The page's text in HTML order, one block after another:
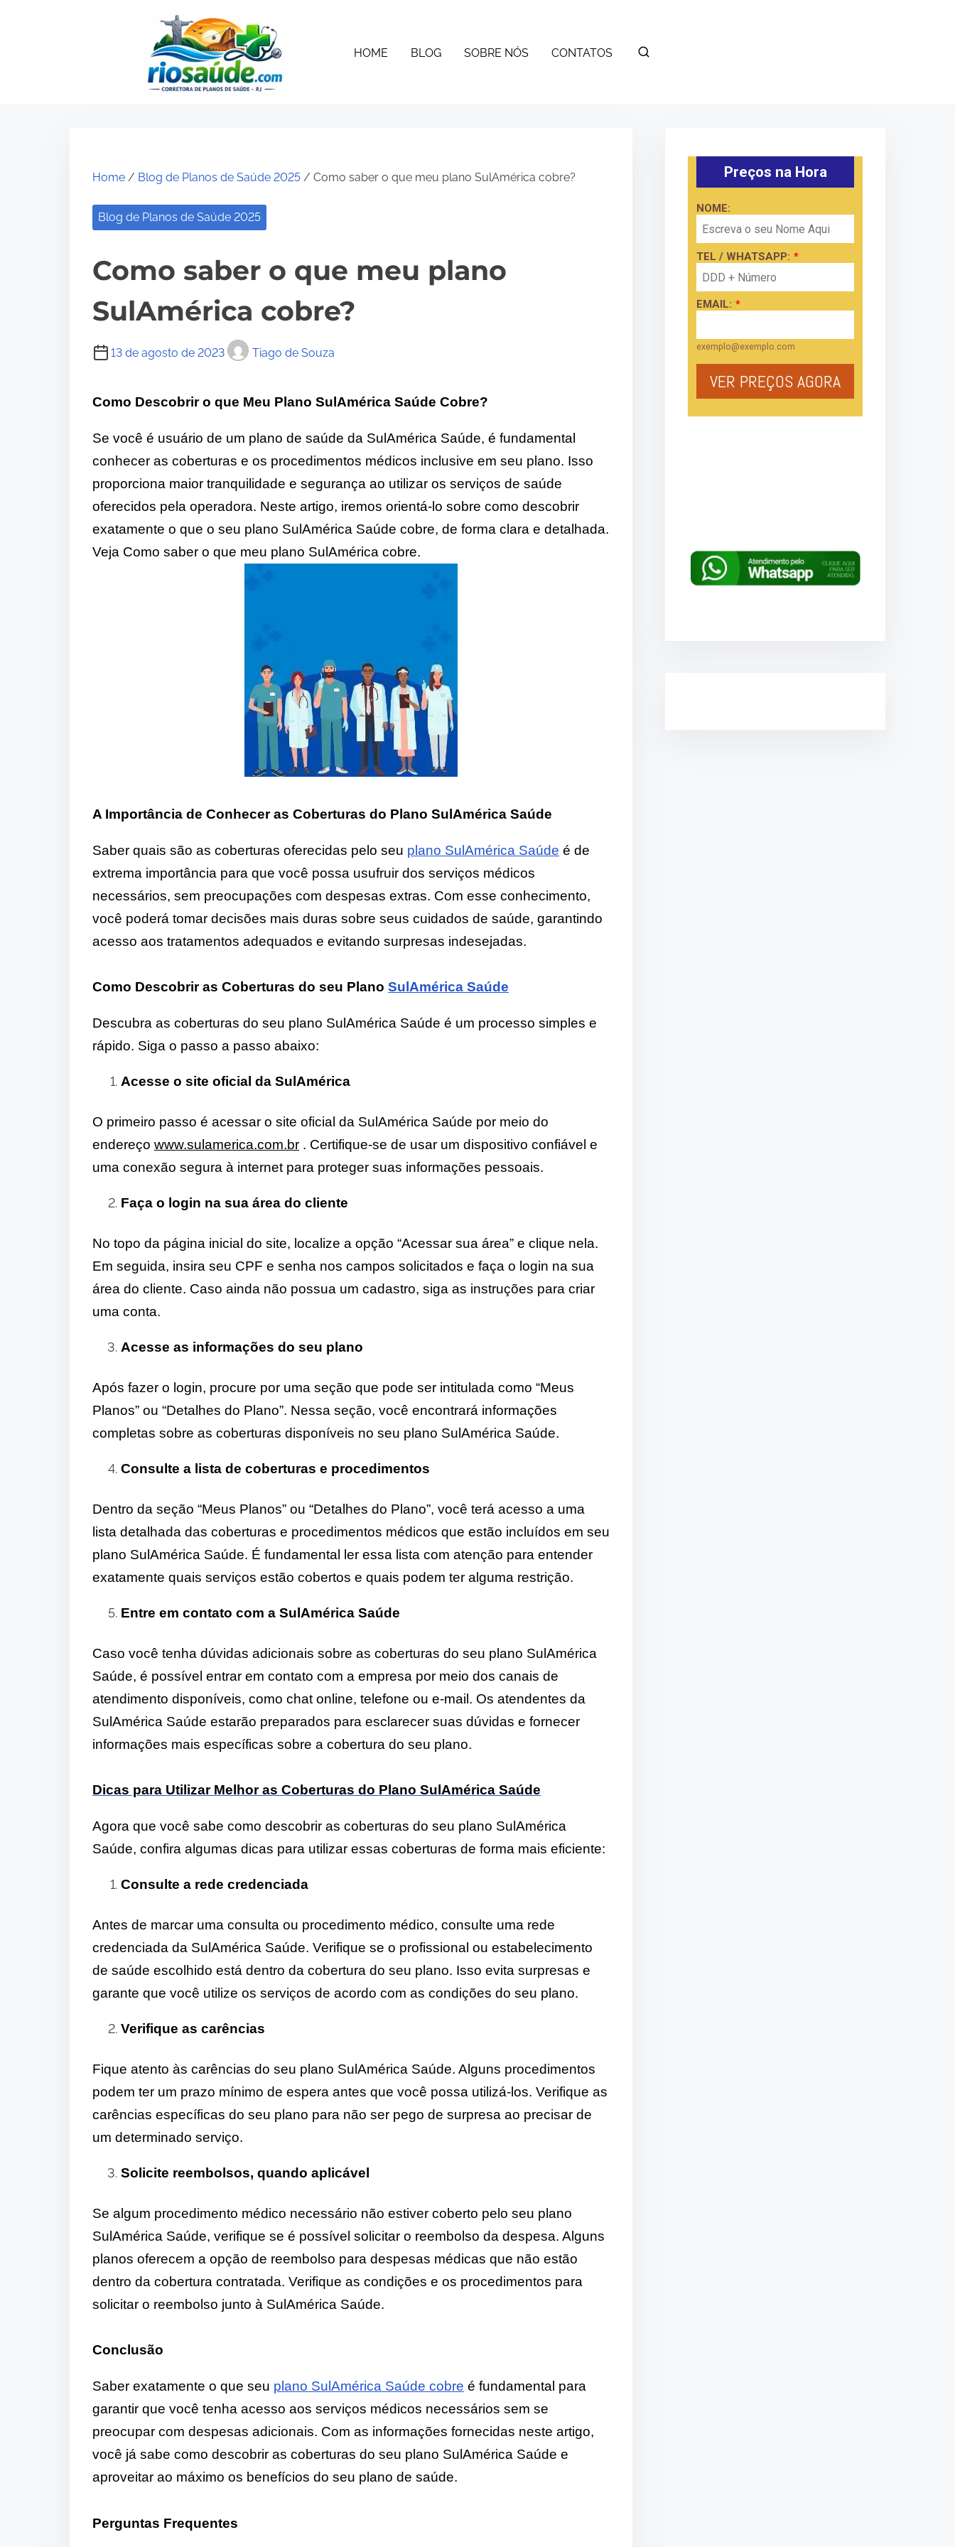
HOME BLOG SOBRE NÓS CONTATOS
Home / Blog de Planos de Saúde 2025 / Como saber o que meu plano SulAmérica cobre?
Blog de Planos de Saúde 2025
Como saber o que meu plano
SulAmérica cobre?
13 de agosto de 2023 Tiago de Souza
Como Descobrir o que Meu Plano SulAmérica Saúde Cobre?
Se você é usuário de um plano de saúde da SulAmérica Saúde, é fundamental
conhecer as coberturas e os procedimentos médicos inclusive em seu plano. Isso
proporciona maior tranquilidade e segurança ao utilizar os serviços de saúde
oferecidos pela operadora. Neste artigo, iremos orientá-lo sobre como descobrir
exatamente o que o seu plano SulAmérica Saúde cobre, de forma clara e detalhada.
Veja Como saber o que meu plano SulAmérica cobre.
A Importância de Conhecer as Coberturas do Plano SulAmérica Saúde
Saber quais são as coberturas oferecidas pelo seu plano SulAmérica Saúde é de
extrema importância para que você possa usufruir dos serviços médicos
necessários, sem preocupações com despesas extras. Com esse conhecimento,
você poderá tomar decisões mais duras sobre seus cuidados de saúde, garantindo
acesso aos tratamentos adequados e evitando surpresas indesejadas.
Como Descobrir as Coberturas do seu Plano SulAmérica Saúde
Descubra as coberturas do seu plano SulAmérica Saúde é um processo simples e
rápido. Siga o passo a passo abaixo:
Acesse o site oficial da SulAmérica
O primeiro passo é acessar o site oficial da SulAmérica Saúde por meio do
endereço www.sulamerica.com.br . Certifique-se de usar um dispositivo confiável e
uma conexão segura à internet para proteger suas informações pessoais.
Faça o login na sua área do cliente
No topo da página inicial do site, localize a opção “Acessar sua área” e clique nela.
Em seguida, insira seu CPF e senha nos campos solicitados e faça o login na sua
área do cliente. Caso ainda não possua um cadastro, siga as instruções para criar
uma conta.
Acesse as informações do seu plano
Após fazer o login, procure por uma seção que pode ser intitulada como “Meus
Planos” ou “Detalhes do Plano”. Nessa seção, você encontrará informações
completas sobre as coberturas disponíveis no seu plano SulAmérica Saúde.
Consulte a lista de coberturas e procedimentos
Dentro da seção “Meus Planos” ou “Detalhes do Plano”, você terá acesso a uma
lista detalhada das coberturas e procedimentos médicos que estão incluídos em seu
plano SulAmérica Saúde. É fundamental ler essa lista com atenção para entender
exatamente quais serviços estão cobertos e quais podem ter alguma restrição.
Entre em contato com a SulAmérica Saúde
Caso você tenha dúvidas adicionais sobre as coberturas do seu plano SulAmérica
Saúde, é possível entrar em contato com a empresa por meio dos canais de
atendimento disponíveis, como chat online, telefone ou e-mail. Os atendentes da
SulAmérica Saúde estarão preparados para esclarecer suas dúvidas e fornecer
informações mais específicas sobre a cobertura do seu plano.
Dicas para Utilizar Melhor as Coberturas do Plano SulAmérica Saúde
Agora que você sabe como descobrir as coberturas do seu plano SulAmérica
Saúde, confira algumas dicas para utilizar essas coberturas de forma mais eficiente:
Consulte a rede credenciada
Antes de marcar uma consulta ou procedimento médico, consulte uma rede
credenciada da SulAmérica Saúde. Verifique se o profissional ou estabelecimento
de saúde escolhido está dentro da cobertura do seu plano. Isso evita surpresas e
garante que você utilize os serviços de acordo com as condições do seu plano.
Verifique as carências
Fique atento às carências do seu plano SulAmérica Saúde. Alguns procedimentos
podem ter um prazo mínimo de espera antes que você possa utilizá-los. Verifique as
carências específicas do seu plano para não ser pego de surpresa ao precisar de
um determinado serviço.
Solicite reembolsos, quando aplicável
Se algum procedimento médico necessário não estiver coberto pelo seu plano
SulAmérica Saúde, verifique se é possível solicitar o reembolso da despesa. Alguns
planos oferecem a opção de reembolso para despesas médicas que não estão
dentro da cobertura contratada. Verifique as condições e os procedimentos para
solicitar o reembolso junto à SulAmérica Saúde.
Conclusão
Saber exatamente o que seu plano SulAmérica Saúde cobre é fundamental para
garantir que você tenha acesso aos serviços médicos necessários sem se
preocupar com despesas adicionais. Com as informações fornecidas neste artigo,
você já sabe como descobrir as coberturas do seu plano SulAmérica Saúde e
aproveitar ao máximo os benefícios do seu plano de saúde.
Perguntas Frequentes